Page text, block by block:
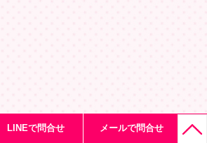
LINEで問合せ メールで問合せ